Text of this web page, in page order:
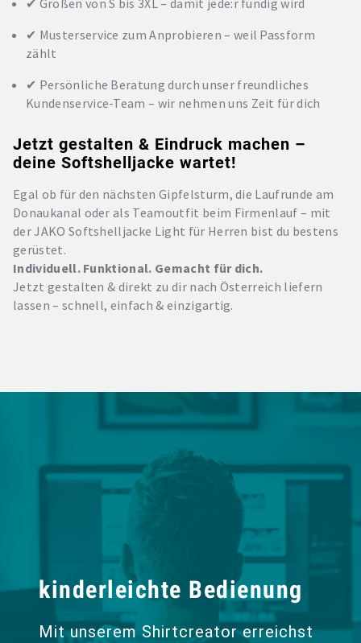
✔ Größen von S bis 3XL – damit jede:r fündig wird
✔ Musterservice zum Anprobieren – weil Passform
zählt
✔ Persönliche Beratung durch unser freundliches
Kundenservice-Team – wir nehmen uns Zeit für dich
Jetzt gestalten & Eindruck machen –
deine Softshelljacke wartet!
Egal ob für den nächsten Gipfelsturm, die Laufrunde am
Donaukanal oder als Teamoutfit beim Firmenlauf – mit
der JAKO Softshelljacke Light für Herren bist du bestens
gerüstet.
Individuell. Funktional. Gemacht für dich.
Jetzt gestalten & direkt zu dir nach Österreich liefern
lassen – schnell, einfach & einzigartig.
kinderleichte Bedienung
Mit unserem Shirtcreator erreichst